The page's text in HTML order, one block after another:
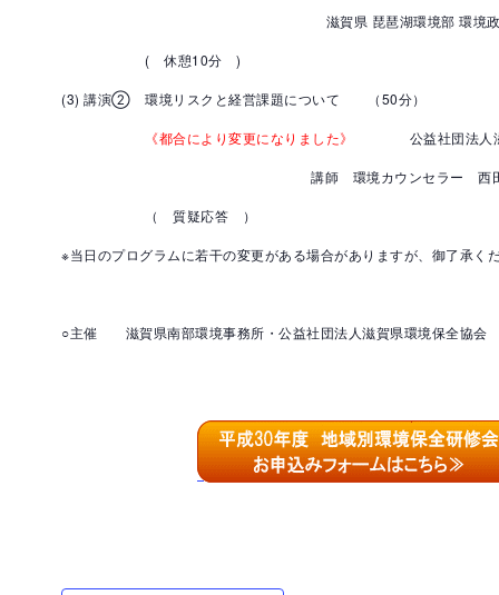
滋賀県 琵琶湖環境部 環境政
( 休憩10分 )
(3) 講演② 環境リスクと経営課題について （50分）
《都合により変更になりました》 公益社団法人滋
講師 環境カウンセラー 西田一
（ 質疑応答 ）
※当日のプログラムに若干の変更がある場合がありますが、御了承く
○主催 滋賀県南部環境事務所・公益社団法人滋賀県環境保全協会